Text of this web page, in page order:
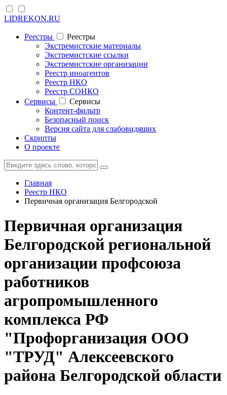
LIDREKON.RU
Реестры
Реестры
Экстремистские материалы
Экстремистские ссылки
Экстремистские организации
Реестр иноагентов
Реестр НКО
Реестр СОНКО
Cервисы
Cервисы
Контент-фильтр
Безопасный поиск
Версия сайта для слабовидящих
Скрипты
О проекте
Главная
Реестр НКО
Первичная организация Белгородской
Первичная организация
Белгородской региональной
организации профсоюза
работников
агропромышленного
комплекса РФ
"Профорганизация ООО
"ТРУД" Алексеевского
района Белгородской области